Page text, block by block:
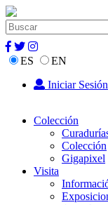
ES
EN
Iniciar Sesión
Colección
Colección
Gigapixel
Visita